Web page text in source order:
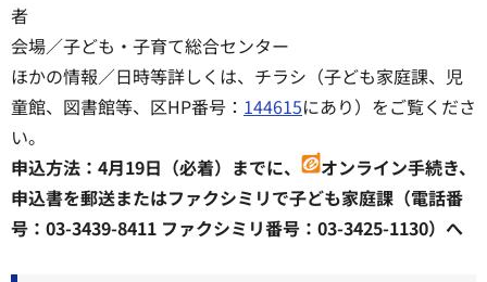
者
会場／子ども・子育て総合センター
ほかの情報／日時等詳しくは、チラシ（子ども家庭課、児
童館、図書館等、区HP番号： 144615にあり）をご覧くださ
い。
申込方法：4月19日（必着）までに、
オンライン手続き、
申込書を郵送またはファクシミリで子ども家庭課（電話番
号：03-3439-8411 ファクシミリ番号：03-3425-1130）へ